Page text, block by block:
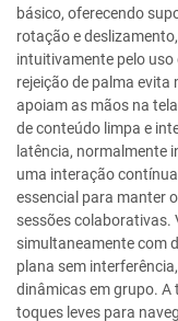
básico, oferecendo
rotação e
intuitivamente pelo
rejeição de palma
apoiam as mãos na
de conteúdo limpa e
latência, normalmente
uma interação
essencial para manter
sessões colaborativas.
simultaneamente com
plana sem
dinâmicas em grupo. A
toques leves para